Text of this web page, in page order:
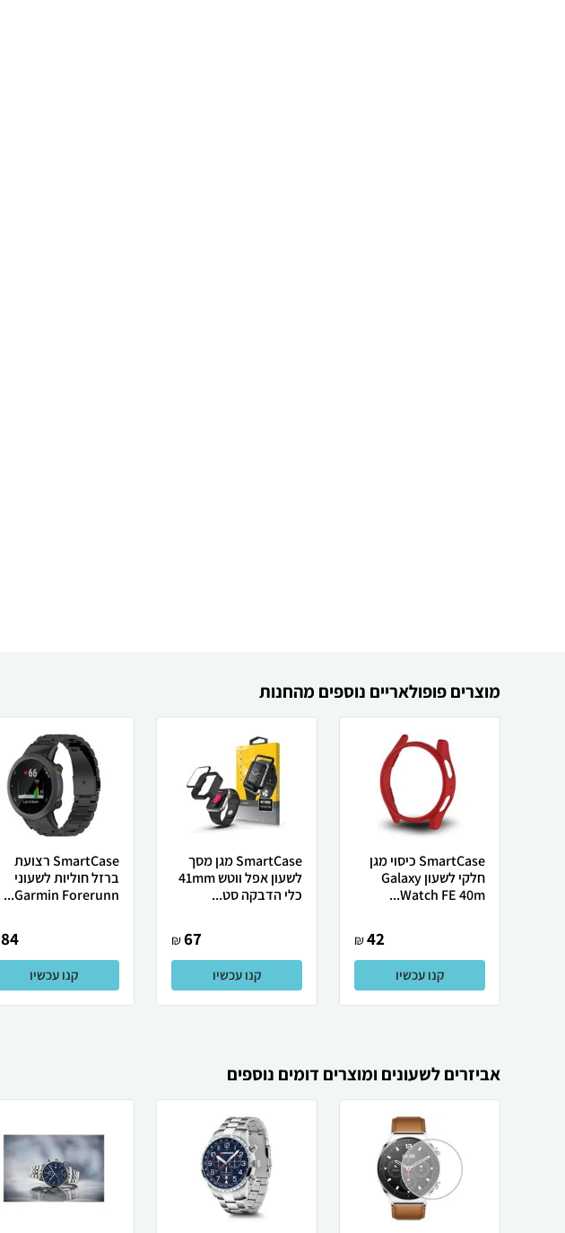
מוצרים פופולאריים נוספים מהחנות
SmartCase כיסוי מגן
חלקי לשעון Galaxy
Watch FE 40m...
42
₪
קנו עכשיו
SmartCase מגן מסך
לשעון אפל ווטש 41mm
כלי הדבקה סט...
67
₪
קנו עכשיו
SmartCase רצועת
ברזל חוליות לשעוני
Garmin Forerunn...
84
קנו עכשיו
אביזרים לשעונים ומוצרים דומים נוספים